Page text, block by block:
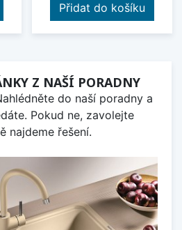
Přidat do košíku
Z NAŠÍ PORADNY
do naší poradny a
Pokud ne, zavolejte
najdeme řešení.